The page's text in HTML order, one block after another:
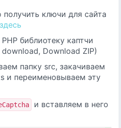
ключи для сайта
здесь
библиотеку каптчи
Download ZIP)
папку src, закачиваем
и переименовываем эту
и вставляем в него